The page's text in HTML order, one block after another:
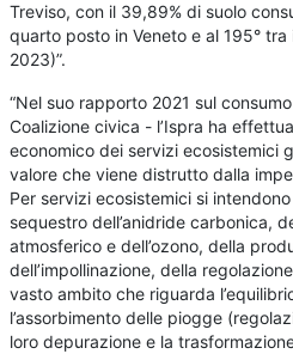
Treviso, con il 39,89% di suolo
quarto posto in Veneto e al 195°
2023)”.
“Nel suo rapporto 2021 sul
Coalizione civica - l’Ispra ha
economico dei servizi ecosistemici
valore che viene distrutto dalla
Per servizi ecosistemici si
sequestro dell’anidride carbonica,
atmosferico e dell’ozono, della
dell’impollinazione, della
vasto ambito che riguarda
l’assorbimento delle piogge
loro depurazione e la